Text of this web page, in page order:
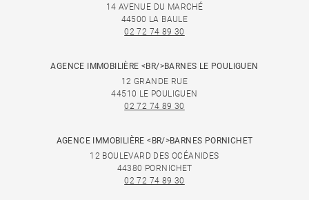
14 AVENUE DU MARCHÉ
44500 LA BAULE
02 72 74 89 30
AGENCE IMMOBILIÈRE <BR/>BARNES LE POULIGUEN
12 GRANDE RUE
44510 LE POULIGUEN
02 72 74 89 30
AGENCE IMMOBILIÈRE <BR/>BARNES PORNICHET
12 BOULEVARD DES OCÉANIDES
44380 PORNICHET
02 72 74 89 30